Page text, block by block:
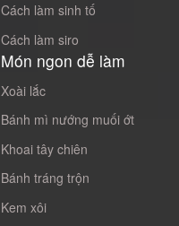
Cách làm sinh tố
Cách làm siro
Món ngon dễ làm
Xoài lắc
Bánh mì nướng muối ớt
Khoai tây chiên
Bánh tráng trộn
Kem xôi